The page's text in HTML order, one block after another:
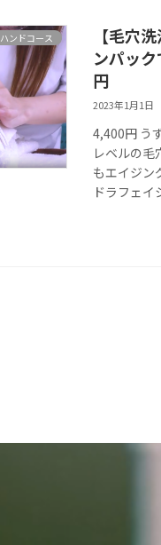
ハンドコース
【毛穴
ンパッ
円
2023年1月1日
4,400円 う
レベルの
もエイジン
ドラフェ